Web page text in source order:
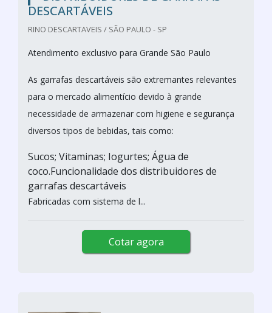
DESCARTÁVEIS
RINO DESCARTAVEIS / SÃO PAULO - SP
Atendimento exclusivo para Grande São Paulo
As garrafas descartáveis são extremantes relevantes
para o mercado alimentício devido à grande
necessidade de armazenar com higiene e segurança
diversos tipos de bebidas, tais como:
Sucos; Vitaminas; Iogurtes; Água de
coco.Funcionalidade dos distribuidores de
garrafas descartáveis
Fabricadas com sistema de l...
Cotar agora